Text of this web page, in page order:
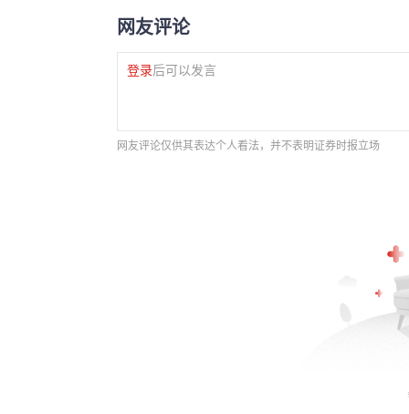
网友评论
登录后可以发言
网友评论仅供其表达个人看法，并不表明证券时报立场